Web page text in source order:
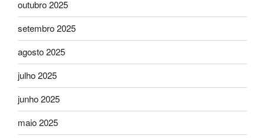
outubro 2025
setembro 2025
agosto 2025
julho 2025
junho 2025
maio 2025